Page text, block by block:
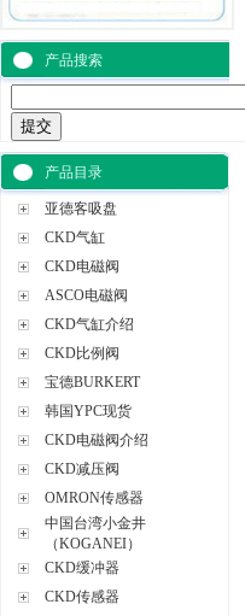
产品搜索
产品目录
亚德客吸盘
CKD气缸
CKD电磁阀
ASCO电磁阀
CKD气缸介绍
CKD比例阀
宝德BURKERT
韩国YPC现货
CKD电磁阀介绍
CKD减压阀
OMRON传感器
中国台湾小金井
（KOGANEI）
CKD缓冲器
CKD传感器